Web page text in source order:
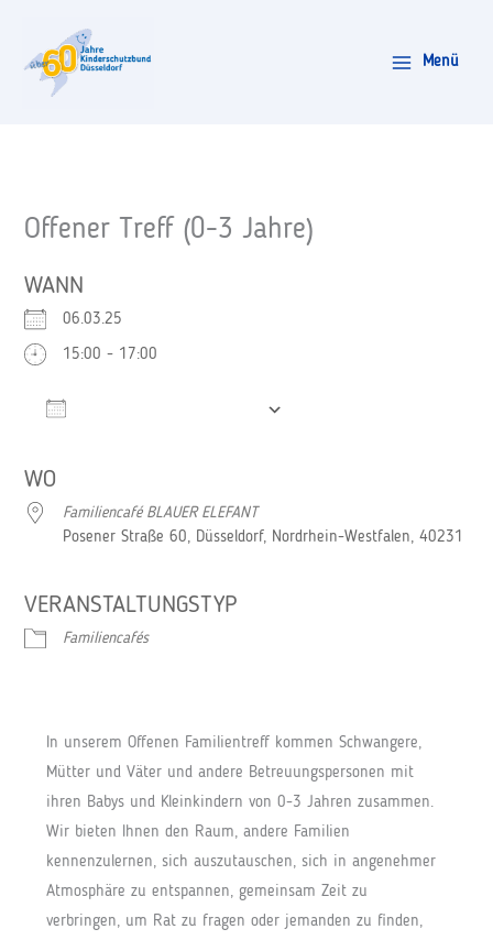
springen
Menü
Offener Treff (0-3 Jahre)
WANN
06.03.25
15:00 - 17:00
WO
Familiencafé BLAUER ELEFANT
Posener Straße 60, Düsseldorf, Nordrhein-Westfalen, 40231
VERANSTALTUNGSTYP
Familiencafés
In unserem Offenen Familientreff kommen Schwangere,
Mütter und Väter und andere Betreuungspersonen mit
ihren Babys und Kleinkindern von 0-3 Jahren zusammen.
Wir bieten Ihnen den Raum, andere Familien
kennenzulernen, sich auszutauschen, sich in angenehmer
Atmosphäre zu entspannen, gemeinsam Zeit zu
verbringen, um Rat zu fragen oder jemanden zu finden,